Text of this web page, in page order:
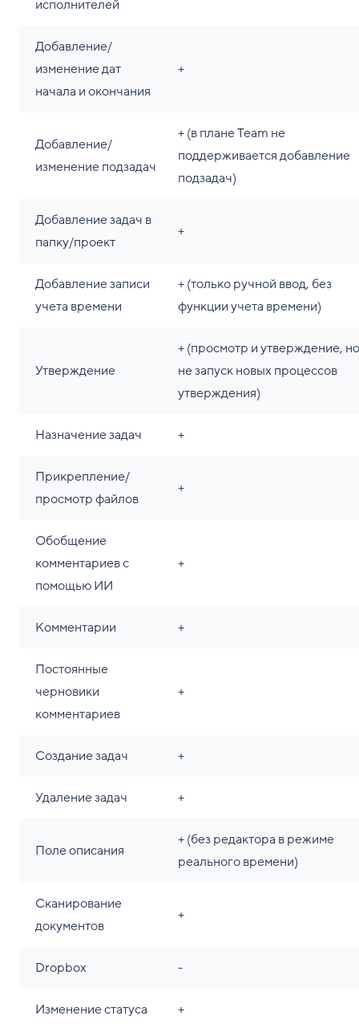
исполнителей
Добавление/
изменение дат
начала и окончания
+
Добавление/
изменение подзадач
+ (в плане Team не
поддерживается добавление
подзадач)
Добавление задач в
папку/проект
+
Добавление записи
учета времени
+ (только ручной ввод, без
функции учета времени)
Утверждение
+ (просмотр и утверждение, но
не запуск новых процессов
утверждения)
Назначение задач +
Прикрепление/
просмотр файлов
+
Обобщение
комментариев с
помощью ИИ
+
Комментарии +
Постоянные
черновики
комментариев
+
Создание задач +
Удаление задач +
Поле описания
+ (без редактора в режиме
реального времени)
Сканирование
документов
+
Dropbox -
Изменение статуса +